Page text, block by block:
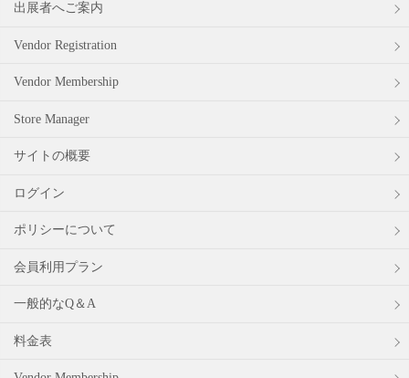
出展者へご案内
Vendor Registration
Vendor Membership
Store Manager
サイトの概要
ログイン
ポリシーについて
会員利用プラン
一般的なQ＆A
料金表